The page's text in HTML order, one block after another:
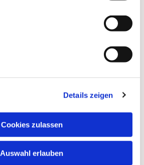
Details zeigen
Cookies zulassen
Auswahl erlauben